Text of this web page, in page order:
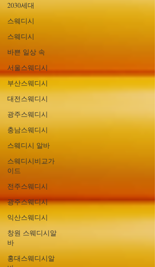
2030세대
스웨디시
스웨디시
바쁜 일상 속
서울스웨디시
부산스웨디시
대전스웨디시
광주스웨디시
충남스웨디시
스웨디시 알바
스웨디시비교가
이드
전주스웨디시
광주스웨디시
익산스웨디시
창원 스웨디시알
바
홍대스웨디시알